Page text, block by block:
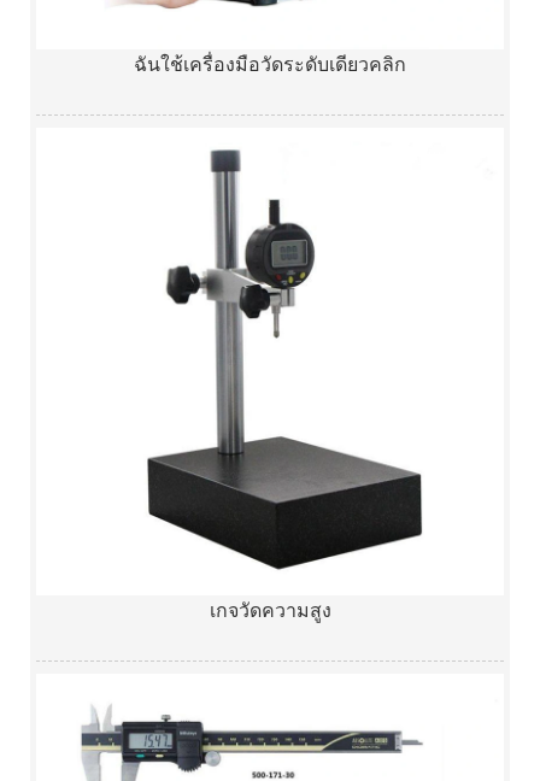
ฉันใช้เครื่องมือวัดระดับเดียวคลิก
เกจวัดความสูง